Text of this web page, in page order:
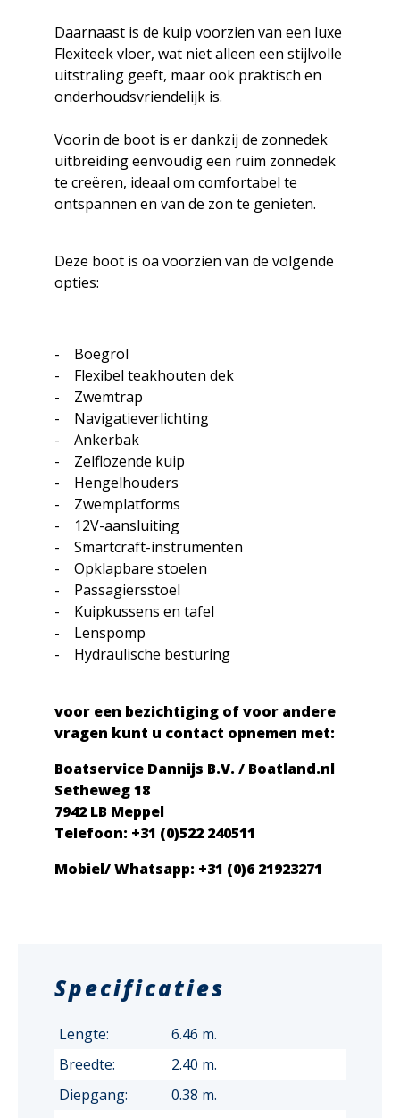
Daarnaast is de kuip voorzien van een luxe
Flexiteek vloer, wat niet alleen een stijlvolle
uitstraling geeft, maar ook praktisch en
onderhoudsvriendelijk is.
Voorin de boot is er dankzij de zonnedek
uitbreiding eenvoudig een ruim zonnedek
te creëren, ideaal om comfortabel te
ontspannen en van de zon te genieten.
Deze boot is oa voorzien van de volgende
opties:
- Boegrol
- Flexibel teakhouten dek
- Zwemtrap
- Navigatieverlichting
- Ankerbak
- Zelflozende kuip
- Hengelhouders
- Zwemplatforms
- 12V-aansluiting
- Smartcraft-instrumenten
- Opklapbare stoelen
- Passagiersstoel
- Kuipkussens en tafel
- Lenspomp
- Hydraulische besturing
voor een bezichtiging of voor andere
vragen kunt u contact opnemen met:
Boatservice Dannijs B.V. / Boatland.nl
Setheweg 18
7942 LB Meppel
Telefoon: +31 (0)522 240511
Mobiel/ Whatsapp: +31 (0)6 21923271
Specificaties
Lengte:
6.46 m.
Breedte:
2.40 m.
Diepgang:
0.38 m.